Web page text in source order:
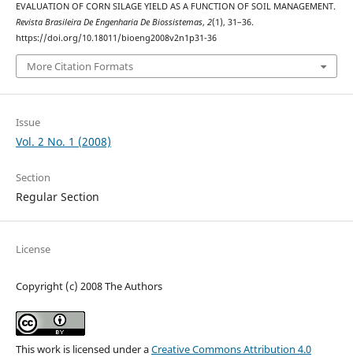
EVALUATION OF CORN SILAGE YIELD AS A FUNCTION OF SOIL MANAGEMENT.
Revista Brasileira De Engenharia De Biossistemas, 2(1), 31–36.
https://doi.org/10.18011/bioeng2008v2n1p31-36
More Citation Formats
Issue
Vol. 2 No. 1 (2008)
Section
Regular Section
License
Copyright (c) 2008 The Authors
This work is licensed under aCreative Commons Attribution 4.0